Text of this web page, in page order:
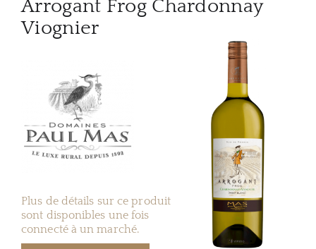
Arrogant Frog Chardonnay
Viognier
Plus de détails sur ce produit
sont disponibles une fois
connecté à un marché.